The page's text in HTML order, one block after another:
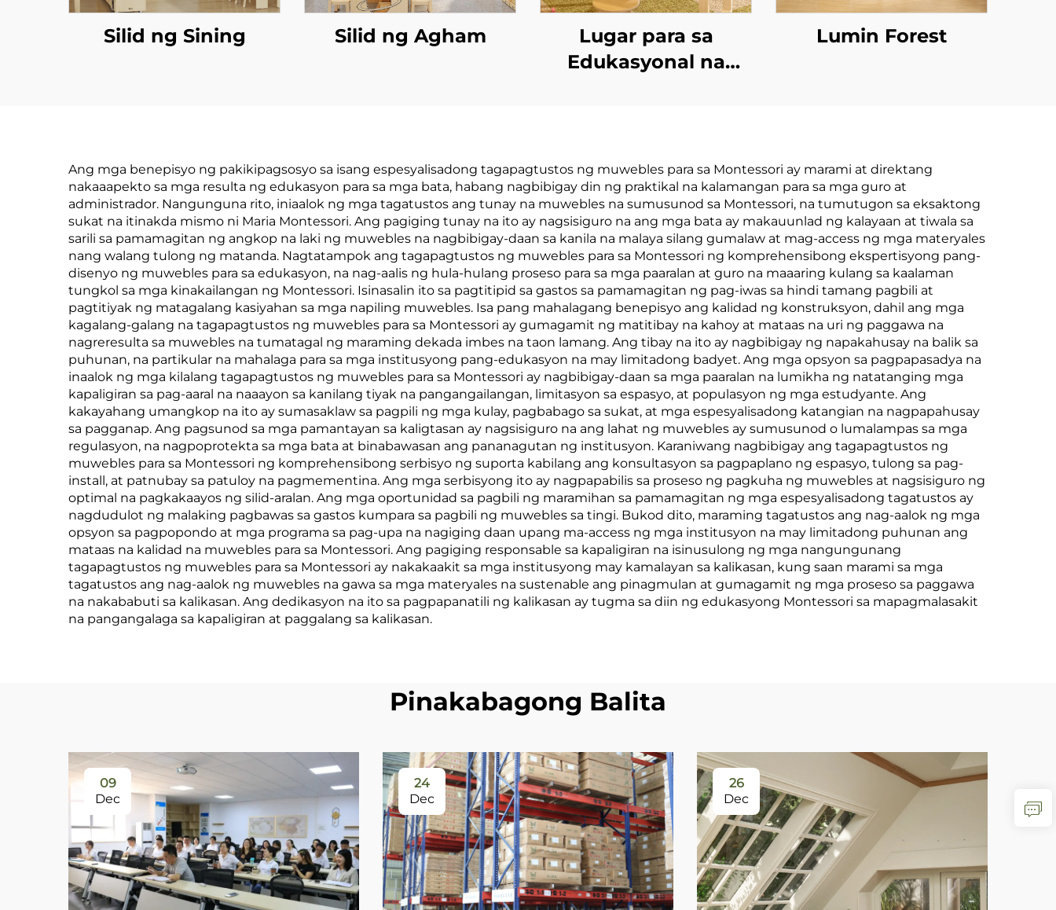
Silid ng Sining Silid ng Agham
Lugar para sa
Edukasyonal na
Lumin Forest
Ang mga benepisyo ng pakikipagsosyo sa isang espesyalisadong tagapagtustos ng muwebles para sa Montessori ay marami at direktang
nakaaapekto sa mga resulta ng edukasyon para sa mga bata, habang nagbibigay din ng praktikal na kalamangan para sa mga guro at
administrador. Nangunguna rito, iniaalok ng mga tagatustos ang tunay na muwebles na sumusunod sa Montessori, na tumutugon sa eksaktong
sukat na itinakda mismo ni Maria Montessori. Ang pagiging tunay na ito ay nagsisiguro na ang mga bata ay makauunlad ng kalayaan at tiwala sa
sarili sa pamamagitan ng angkop na laki ng muwebles na nagbibigay-daan sa kanila na malaya silang gumalaw at mag-access ng mga materyales
nang walang tulong ng matanda. Nagtatampok ang tagapagtustos ng muwebles para sa Montessori ng komprehensibong ekspertisyong pang-
disenyo ng muwebles para sa edukasyon, na nag-aalis ng hula-hulang proseso para sa mga paaralan at guro na maaaring kulang sa kaalaman
tungkol sa mga kinakailangan ng Montessori. Isinasalin ito sa pagtitipid sa gastos sa pamamagitan ng pag-iwas sa hindi tamang pagbili at
pagtitiyak ng matagalang kasiyahan sa mga napiling muwebles. Isa pang mahalagang benepisyo ang kalidad ng konstruksyon, dahil ang mga
kagalang-galang na tagapagtustos ng muwebles para sa Montessori ay gumagamit ng matitibay na kahoy at mataas na uri ng paggawa na
nagreresulta sa muwebles na tumatagal ng maraming dekada imbes na taon lamang. Ang tibay na ito ay nagbibigay ng napakahusay na balik sa
puhunan, na partikular na mahalaga para sa mga institusyong pang-edukasyon na may limitadong badyet. Ang mga opsyon sa pagpapasadya na
inaalok ng mga kilalang tagapagtustos ng muwebles para sa Montessori ay nagbibigay-daan sa mga paaralan na lumikha ng natatanging mga
kapaligiran sa pag-aaral na naaayon sa kanilang tiyak na pangangailangan, limitasyon sa espasyo, at populasyon ng mga estudyante. Ang
kakayahang umangkop na ito ay sumasaklaw sa pagpili ng mga kulay, pagbabago sa sukat, at mga espesyalisadong katangian na nagpapahusay
sa pagganap. Ang pagsunod sa mga pamantayan sa kaligtasan ay nagsisiguro na ang lahat ng muwebles ay sumusunod o lumalampas sa mga
regulasyon, na nagpoprotekta sa mga bata at binabawasan ang pananagutan ng institusyon. Karaniwang nagbibigay ang tagapagtustos ng
muwebles para sa Montessori ng komprehensibong serbisyo ng suporta kabilang ang konsultasyon sa pagpaplano ng espasyo, tulong sa pag-
install, at patnubay sa patuloy na pagmementina. Ang mga serbisyong ito ay nagpapabilis sa proseso ng pagkuha ng muwebles at nagsisiguro ng
optimal na pagkakaayos ng silid-aralan. Ang mga oportunidad sa pagbili ng maramihan sa pamamagitan ng mga espesyalisadong tagatustos ay
nagdudulot ng malaking pagbawas sa gastos kumpara sa pagbili ng muwebles sa tingi. Bukod dito, maraming tagatustos ang nag-aalok ng mga
opsyon sa pagpopondo at mga programa sa pag-upa na nagiging daan upang ma-access ng mga institusyon na may limitadong puhunan ang
mataas na kalidad na muwebles para sa Montessori. Ang pagiging responsable sa kapaligiran na isinusulong ng mga nangungunang
tagapagtustos ng muwebles para sa Montessori ay nakakaakit sa mga institusyong may kamalayan sa kalikasan, kung saan marami sa mga
tagatustos ang nag-aalok ng muwebles na gawa sa mga materyales na sustenable ang pinagmulan at gumagamit ng mga proseso sa paggawa
na nakababuti sa kalikasan. Ang dedikasyon na ito sa pagpapanatili ng kalikasan ay tugma sa diin ng edukasyong Montessori sa mapagmalasakit
na pangangalaga sa kapaligiran at paggalang sa kalikasan.
Pinakabagong Balita
09
Dec
24
Dec
26
Dec